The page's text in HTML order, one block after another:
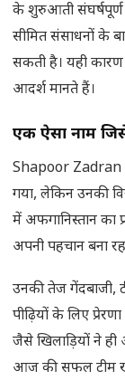
के शुरुआती संघर्षपूर्ण
सीमित संसाधनों के
सकती है। यही
आदर्श मानते हैं।
एक ऐसा नाम
Shapoor Zadran
गया, लेकिन उनकी
में अफगानिस्तान का
अपनी पहचान बना
उनकी तेज गेंदबाजी,
पीढ़ियों के लिए
जैसे खिलाड़ियों ने ही
आज की सफल टीम